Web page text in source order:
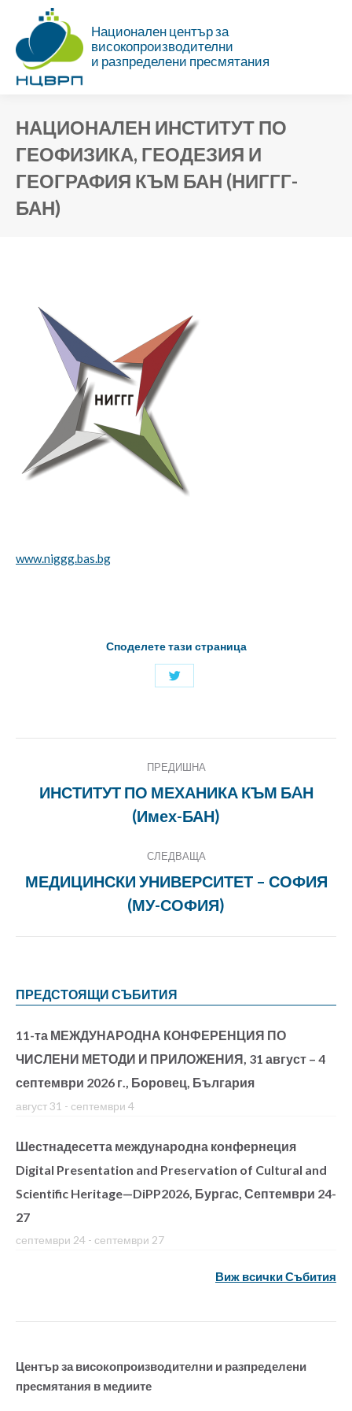
Национален център за
високопроизводителни
и разпределени пресмятания
НАЦИОНАЛЕН ИНСТИТУТ ПО
ГЕОФИЗИКА, ГЕОДЕЗИЯ И
ГЕОГРАФИЯ КЪМ БАН (НИГГГ-
БАН)
www.niggg.bas.bg
Споделете тази страница
Споделяне
ПРЕДИШНА
Previous
project:
ИНСТИТУТ ПО МЕХАНИКА КЪМ БAН
(Имех-БАН)
СЛЕДВАЩА
Next
project:
МЕДИЦИНСКИ УНИВЕРСИТЕТ – СОФИЯ
(МУ-СОФИЯ)
ПРЕДСТОЯЩИ СЪБИТИЯ
11-та МЕЖДУНАРОДНА КОНФЕРЕНЦИЯ ПО
ЧИСЛЕНИ МЕТОДИ И ПРИЛОЖЕНИЯ, 31 август – 4
септември 2026 г., Боровец, България
август 31 - септември 4
Шестнадесетта международна конфернеция
Digital Presentation and Preservation of Cultural and
Scientific Heritage—DiPP2026, Бургас, Септември 24-
27
септември 24 - септември 27
Виж всички Събития
Център за високопроизводителни и разпределени
пресмятания в медиите